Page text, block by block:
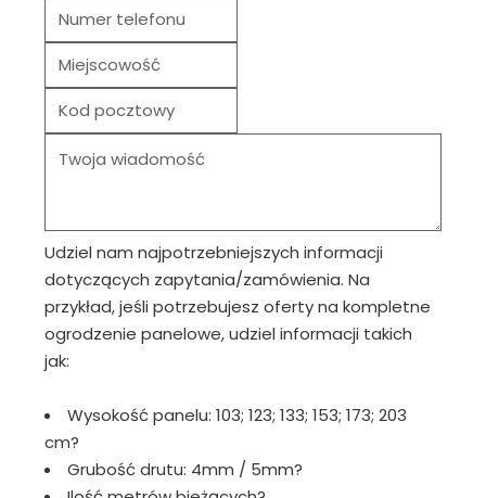
Udziel nam najpotrzebniejszych informacji
dotyczących zapytania/zamówienia. Na
przykład, jeśli potrzebujesz oferty na kompletne
ogrodzenie panelowe, udziel informacji takich
jak:
Wysokość panelu: 103; 123; 133; 153; 173; 203
cm?
Grubość drutu: 4mm / 5mm?